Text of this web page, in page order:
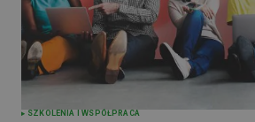
SZKOLENIA I WSPÓŁPRACA